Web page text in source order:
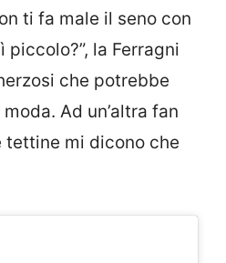
ti fa male il seno con
la Ferragni
che potrebbe
Ad un’altra fan
tettine mi dicono che